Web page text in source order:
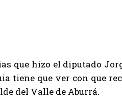
que hizo el diputado
tiene que ver con que
del Valle de Aburrá.